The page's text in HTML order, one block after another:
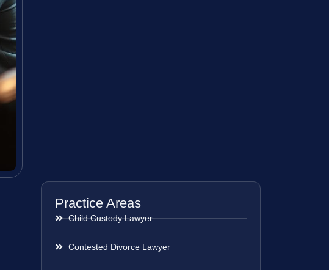
Practice Areas
Child Custody Lawyer
Contested Divorce Lawyer